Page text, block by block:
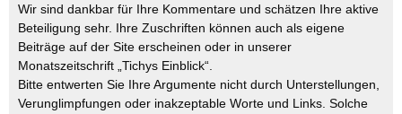
Wir sind dankbar für Ihre Kommentare und schätzen Ihre aktive
Beteiligung sehr. Ihre Zuschriften können auch als eigene
Beiträge auf der Site erscheinen oder in unserer
Monatszeitschrift „Tichys Einblick“.
Bitte entwerten Sie Ihre Argumente nicht durch Unterstellungen,
Verunglimpfungen oder inakzeptable Worte und Links. Solche